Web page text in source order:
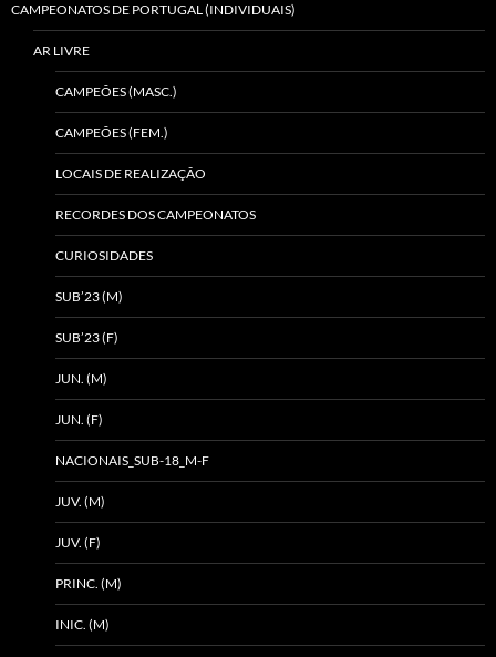
CAMPEONATOS DE PORTUGAL (INDIVIDUAIS)
AR LIVRE
CAMPEÕES (MASC.)
CAMPEÕES (FEM.)
LOCAIS DE REALIZAÇÃO
RECORDES DOS CAMPEONATOS
CURIOSIDADES
SUB’23 (M)
SUB’23 (F)
JUN. (M)
JUN. (F)
NACIONAIS_SUB-18_M-F
JUV. (M)
JUV. (F)
PRINC. (M)
INIC. (M)